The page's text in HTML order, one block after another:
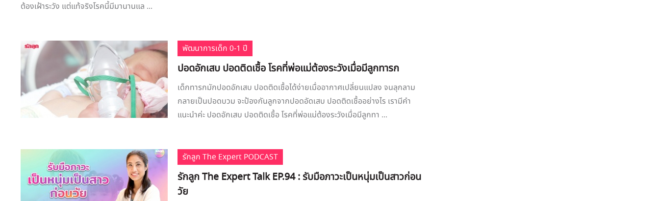
ต้องเฝ้าระวัง แต่แท้จริงโรคนี้มีมานานแล ...
พัฒนาการเด็ก 0-1 ปี
ปอดอักเสบ ปอดติดเชื้อ โรคที่พ่อแม่ต้องระวังเมื่อมีลูกทารก
เด็กทารกมักปอดอักเสบ ปอดติดเชื้อได้ง่ายเมื่ออากาศเปลี่ยนแปลง จนลุกลาม
กลายเป็นปอดบวม จะป้องกันลูกจากปอดอัดเสบ ปอดติดเชื้ออย่างไร เรามีคำ
แนะนำค่ะ ปอดอักเสบ ปอดติดเชื้อ โรคที่พ่อแม่ต้องระวังเมื่อมีลูกทา ...
รักลูก The Expert PODCAST
รักลูก The Expert Talk EP.94 : รับมือภาวะเป็นหนุ่มเป็นสาวก่อน
วัย